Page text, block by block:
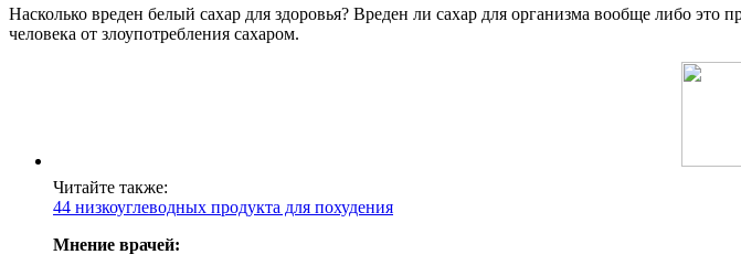
Насколько вреден белый сахар для здоровья? Вреден ли сахар для организма вообще либо
человека от злоупотребления сахаром.
Читайте также:
44 низкоуглеводных продукта для похудения
Мнение врачей: